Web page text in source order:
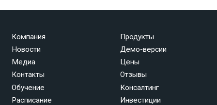
Компания
Новости
Медиа
Контакты
Продукты
Демо-версии
Цены
Отзывы
Обучение
Расписание
Консалтинг
Инвестиции